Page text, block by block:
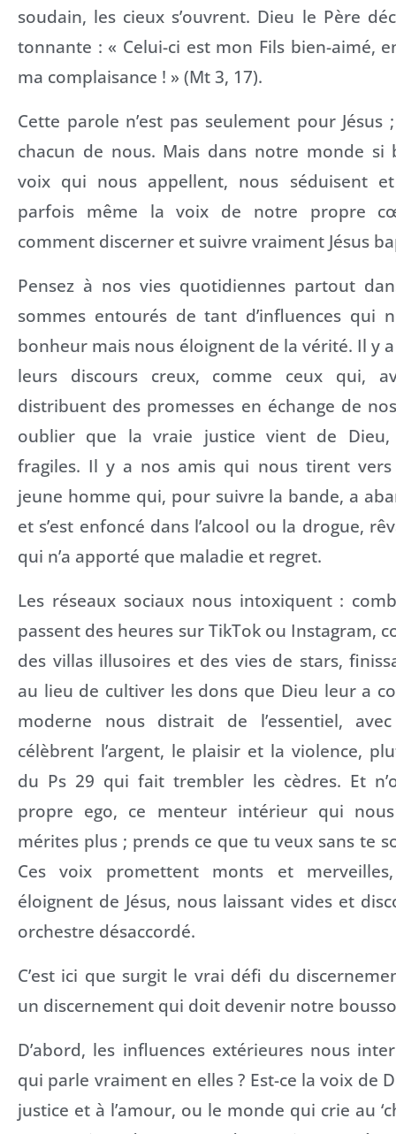
soudain, les cieux s’ouvrent. Dieu le Père
tonnante : « Celui-ci est mon Fils bien-aimé,
ma complaisance ! » (Mt 3, 17).
Cette parole n’est pas seulement pour
chacun de nous. Mais dans notre monde si
voix qui nous appellent, nous séduisent
parfois même la voix de notre propre
comment discerner et suivre vraiment Jésus
Pensez à nos vies quotidiennes partout
sommes entourés de tant d’influences qui
bonheur mais nous éloignent de la vérité. Il y
leurs discours creux, comme ceux qui,
distribuent des promesses en échange de
oublier que la vraie justice vient de Dieu,
fragiles. Il y a nos amis qui nous tirent
jeune homme qui, pour suivre la bande, a
et s’est enfoncé dans l’alcool ou la drogue,
qui n’a apporté que maladie et regret.
Les réseaux sociaux nous intoxiquent :
passent des heures sur TikTok ou Instagram,
des villas illusoires et des vies de stars,
au lieu de cultiver les dons que Dieu leur a
moderne nous distrait de l’essentiel,
célèbrent l’argent, le plaisir et la violence,
du Ps 29 qui fait trembler les cèdres. Et
propre ego, ce menteur intérieur qui
mérites plus ; prends ce que tu veux sans te
Ces voix promettent monts et
éloignent de Jésus, nous laissant vides et
orchestre désaccordé.
C’est ici que surgit le vrai défi du
un discernement qui doit devenir notre
D’abord, les influences extérieures nous
qui parle vraiment en elles ? Est-ce la voix de
justice et à l’amour, ou le monde qui crie au